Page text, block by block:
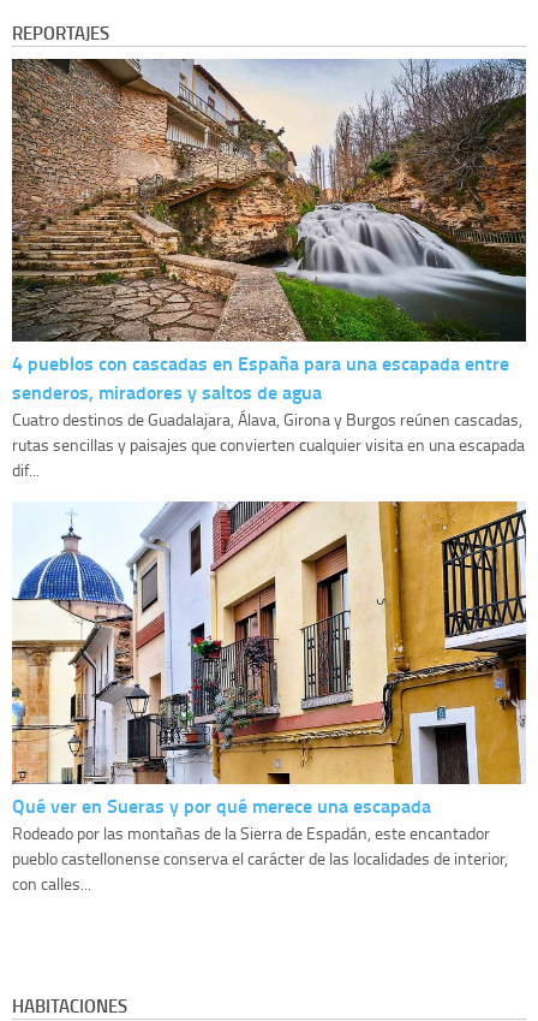
REPORTAJES
4 pueblos con cascadas en España para una escapada entre
senderos, miradores y saltos de agua
Cuatro destinos de Guadalajara, Álava, Girona y Burgos reúnen cascadas,
rutas sencillas y paisajes que convierten cualquier visita en una escapada
dif...
Qué ver en Sueras y por qué merece una escapada
Rodeado por las montañas de la Sierra de Espadán, este encantador
pueblo castellonense conserva el carácter de las localidades de interior,
con calles...
HABITACIONES